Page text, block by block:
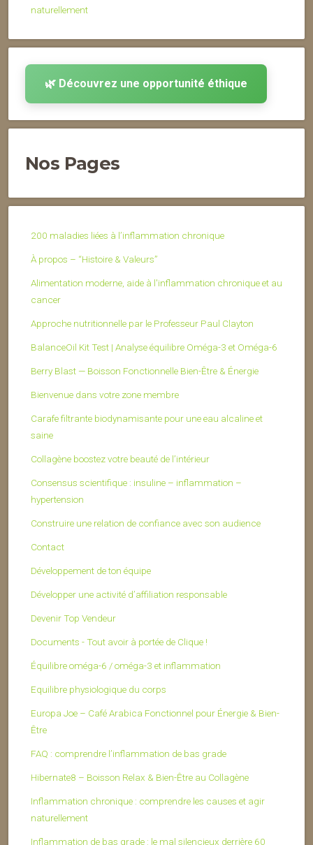
naturellement
🌿 Découvrez une opportunité éthique
Nos Pages
200 maladies liées à l’inflammation chronique
À propos – “Histoire & Valeurs”
Alimentation moderne, aide à l'inflammation chronique et au
cancer
Approche nutritionnelle par le Professeur Paul Clayton
BalanceOil Kit Test | Analyse équilibre Oméga-3 et Oméga-6
Berry Blast — Boisson Fonctionnelle Bien-Être & Énergie
Bienvenue dans votre zone membre
Carafe filtrante biodynamisante pour une eau alcaline et
saine
Collagène boostez votre beauté de l’intérieur
Consensus scientifique : insuline – inflammation –
hypertension
Construire une relation de confiance avec son audience
Contact
Développement de ton équipe
Développer une activité d’affiliation responsable
Devenir Top Vendeur
Documents - Tout avoir à portée de Clique !
Équilibre oméga-6 / oméga-3 et inflammation
Equilibre physiologique du corps
Europa Joe – Café Arabica Fonctionnel pour Énergie & Bien-
Être
FAQ : comprendre l’inflammation de bas grade
Hibernate8 – Boisson Relax & Bien-Être au Collagène
Inflammation chronique : comprendre les causes et agir
naturellement
Inflammation de bas grade : le mal silencieux derrière 60